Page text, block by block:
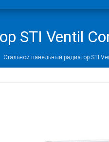
STI Ventil
Стальной панельный радиатор STI